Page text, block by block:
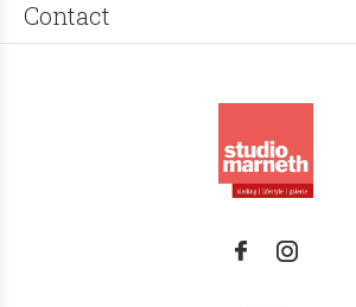
Contact